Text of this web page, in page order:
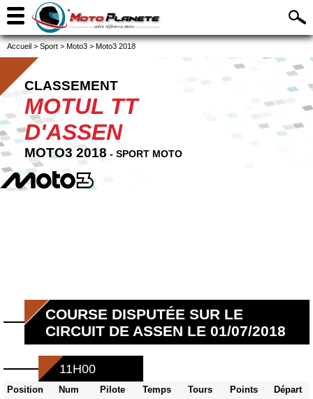
Accueil > Sport > Moto3 > Moto3 2018
CLASSEMENT
MOTUL TT
D'ASSEN
MOTO3 2018 - SPORT MOTO
COURSE DISPUTÉE SUR LE
CIRCUIT DE ASSEN LE 01/07/2018
11H00
Position Num Pilote Temps Tours Points Départ